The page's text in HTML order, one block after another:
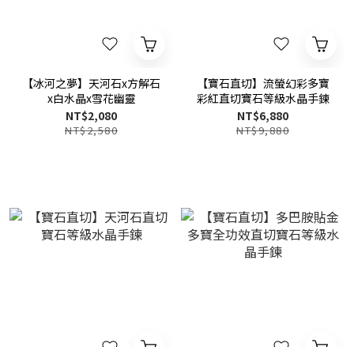
【冰河之夢】天河石x方解石
x白水晶x雪花幽靈
NT$2,080
NT$2,580
【寶石直切】流螢幻彩多寶
彩紅直切寶石等級水晶手鍊
NT$6,880
NT$9,880